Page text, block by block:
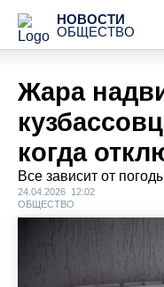
НОВОСТИ
ОБЩЕСТВО
Жара
когда
Все зависит от
24.04.2026 12:02
ОБЩЕСТВО